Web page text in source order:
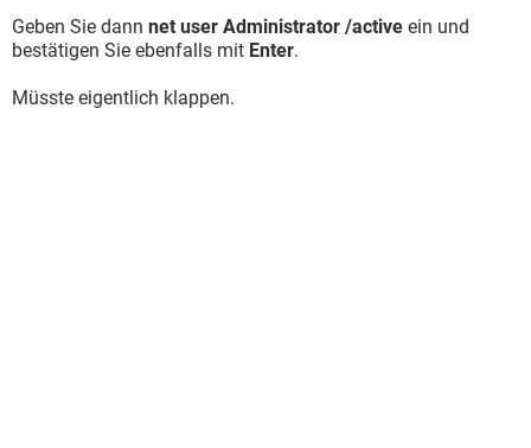
Ich komme nicht weiter bei "Lokale Benutzer und Gruppen",
das gibt es bei mir nicht.
Konfiguration:Windows 7 / Firefox 24.0
Geben Sie dann net user Administrator /active ein und
bestätigen Sie ebenfalls mit Enter.
Müsste eigentlich klappen.